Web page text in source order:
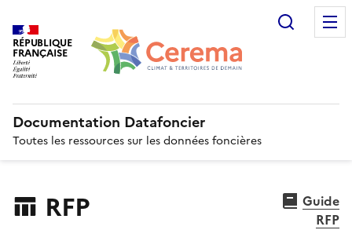
RÉPUBLIQUE
FRANÇAISE
Documentation Datafoncier
Toutes les ressources sur les données foncières
RFP
Guide
RFP